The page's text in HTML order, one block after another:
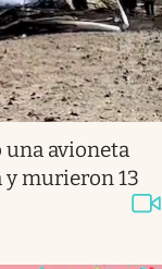
una avioneta
y murieron 13